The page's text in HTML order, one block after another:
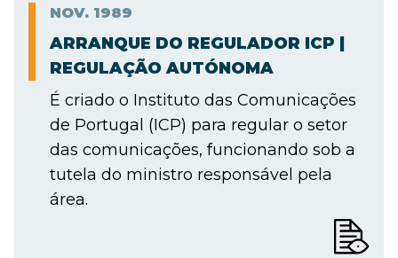
NOV. 1989
ARRANQUE DO REGULADOR ICP |
REGULAÇÃO AUTÓNOMA
É criado o Instituto das Comunicações
de Portugal (ICP) para regular o setor
das comunicações, funcionando sob a
tutela do ministro responsável pela
área.